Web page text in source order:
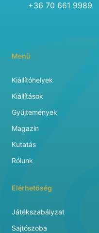
+36 70 661 9989
Menü
Kiállítóhelyek
Kiállítások
Gyűjtemények
Magazin
Kutatás
Rólunk
Elérhetőség
Játékszabályzat
Sajtószoba